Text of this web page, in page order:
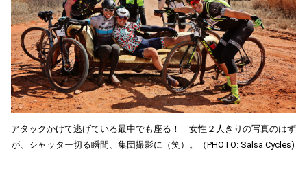
アタックかけて逃げている最中でも座る！ 女性２人きりの写真のはず
が、シャッター切る瞬間、集団撮影に（笑）。（PHOTO: Salsa Cycles)